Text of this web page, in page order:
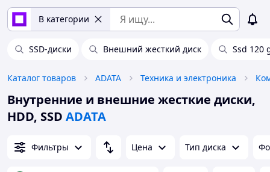
В категории
SSD-диски Внешний жесткий диск Ssd 120
Каталог товаров ADATA Техника и электроника
Внутренние и внешние жесткие диски,
HDD, SSD ADATA
Фильтры Цена Тип диска